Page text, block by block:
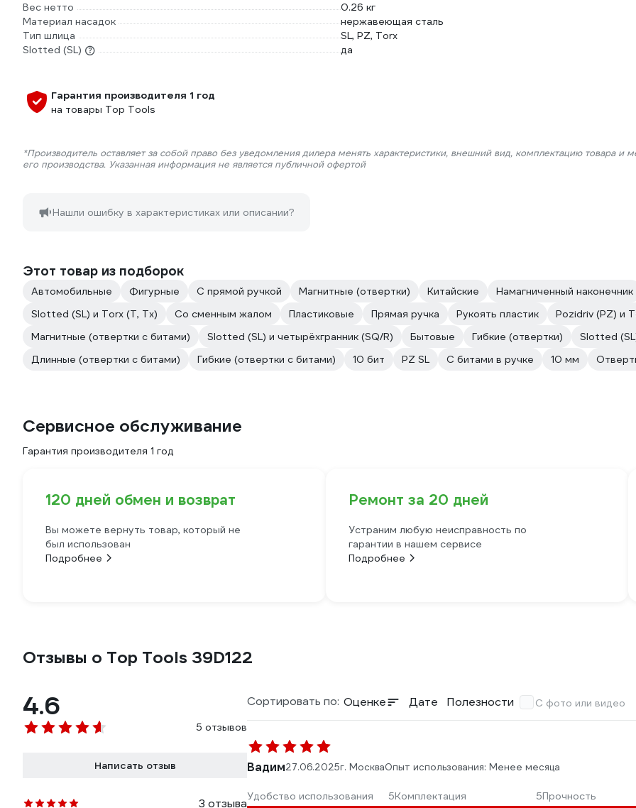
Вес нетто
0.26 кг
Материал насадок
нержавеющая сталь
Тип шлица
SL, PZ, Torx
Slotted (SL)
да
Гарантия производителя 1 год
на товары Top Tools
*Производитель оставляет за собой право без уведомления дилера менять характеристики, внешний вид, комплектацию товара и
его производства. Указанная информация не является публичной офертой
Нашли ошибку в характеристиках или описании?
Этот товар из подборок
Автомобильные Фигурные С прямой ручкой Магнитные (отвертки) Китайские Намагниченный наконечник
Slotted (SL) и Torx (T, Tx)
Со сменным жалом Пластиковые Прямая ручка Рукоять пластик Pozidriv (PZ) и
Магнитные (отвертки с битами)
Slotted (SL) и четырёхгранник (SQ/R) Бытовые Гибкие (отвертки) Slotted
Длинные (отвертки с битами)
Гибкие (отвертки с битами) 10 бит PZ SL С битами в ручке 10 мм
Сервисное обслуживание
Гарантия производителя 1 год
120 дней обмен и возврат
Вы можете вернуть товар, который не
был использован
Подробнее
Ремонт за 20 дней
Устраним любую неисправность по
гарантии в нашем сервисе
Подробнее
Отзывы о Top Tools 39D122
4.6
5 отзывов
Написать отзыв
3 отзыва
Сортировать по: Оценке Дате Полезности С фото или видео
Вадим27.06.2025г. МоскваОпыт использования: Менее месяца
Удобство использования 5Комплектация 5Прочность